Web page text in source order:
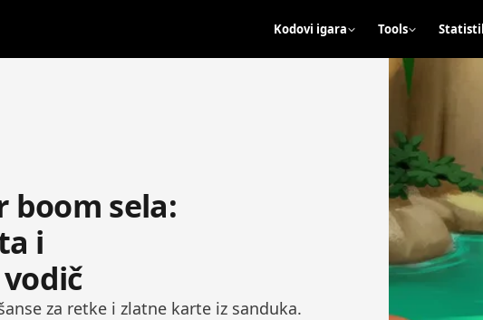
Kodovi igara Tools
boom sela:
i
za retke i zlatne karte iz sanduka.